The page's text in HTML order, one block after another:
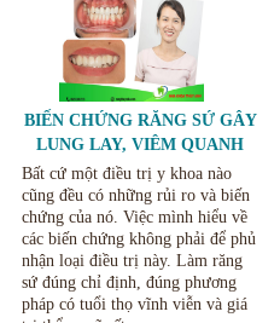
BIẾN CHỨNG RĂNG SỨ GÂY
LUNG LAY, VIÊM QUANH
RĂNG VÀ NỨT VỠ RĂNG SỨ
Bất cứ một điều trị y khoa nào
cũng đều có những rủi ro và biến
chứng của nó. Việc mình hiểu về
các biến chứng không phải để phủ
nhận loại điều trị này. Làm răng
sứ đúng chỉ định, đúng phương
pháp có tuổi thọ vĩnh viễn và giá